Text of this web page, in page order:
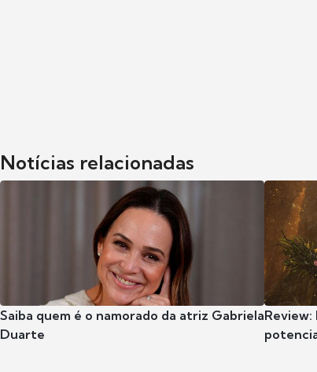
Notícias relacionadas
Saiba quem é o namorado da atriz Gabriela
Duarte